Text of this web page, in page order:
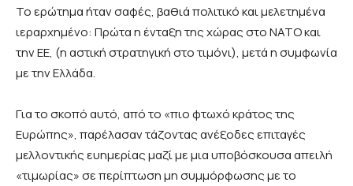
Το ερώτημα ήταν σαφές, βαθιά πολιτικό και μελετημένα
ιεραρχημένο: Πρώτα η ένταξη της χώρας στο ΝΑΤΟ και
την ΕΕ, (η αστική στρατηγική στο τιμόνι), μετά η συμφωνία
με την Ελλάδα.
Για το σκοπό αυτό, από το «πιο φτωχό κράτος της
Ευρώπης», παρέλασαν τάζοντας ανέξοδες επιταγές
μελλοντικής ευημερίας μαζί με μια υποβόσκουσα απειλή
«τιμωρίας» σε περίπτωση μη συμμόρφωσης με το